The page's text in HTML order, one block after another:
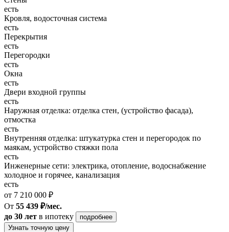
есть
Кровля, водосточная система
есть
Перекрытия
есть
Перегородки
есть
Окна
есть
Двери входной группы
есть
Наружная отделка: отделка стен, (устройство фасада),
отмостка
есть
Внутренняя отделка: штукатурка стен и перегородок по
маякам, устройство стяжки пола
есть
Инженерные сети: электрика, отопление, водоснабжение
холодное и горячее, канализация
есть
от 7 210 000 ₽
От 55 439 ₽/мес.
до 30 лет в ипотеку
подробнее
Узнать точную цену